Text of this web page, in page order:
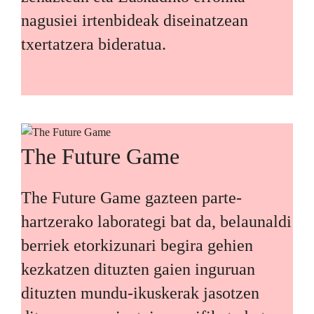
nagusiei irtenbideak diseinatzean
txertatzera bideratua.
The Future Game
The Future Game gazteen parte-
hartzerako laborategi bat da, belaunaldi
berriek etorkizunari begira gehien
kezkatzen dituzten gaien inguruan
dituzten mundu-ikuskerak jasotzen